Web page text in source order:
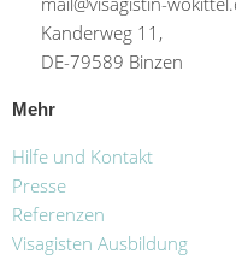
Kanderweg 11,
DE-79589 Binzen
Mehr
Hilfe und Kontakt
Presse
Referenzen
Visagisten Ausbildung